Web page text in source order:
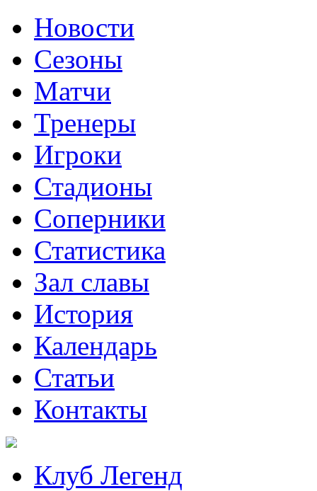
Новости
Сезоны
Матчи
Тренеры
Игроки
Стадионы
Соперники
Статистика
Зал славы
История
Календарь
Статьи
Контакты
Клуб Легенд